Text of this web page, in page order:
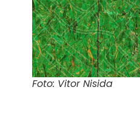
Foto: Vitor Nisida